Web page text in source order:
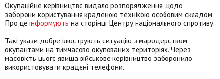
Окупаційне керівництво видало розпорядження щодо
заборони користування краденою технікою особовим складом.
Про це інформують на сторінці Центру національного спротиву.
Такі укази добре ілюструють ситуацію з мародерством
окупантами на тимчасово окупованих територіях. Через
масовість цього явища військове керівництво заборонило
використовувати крадені телефони.